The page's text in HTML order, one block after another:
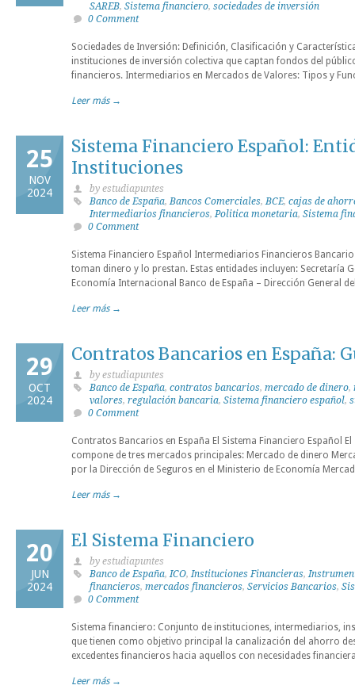
SAREB, Sistema financiero, sociedades de inversión
0 Comment
Sociedades de Inversión: Definición, Clasificación y
instituciones de inversión colectiva que captan fondos del
financieros. Intermediarios en Mercados de Valores: Tipos y
Leer más →
25
NOV
2024
Sistema Financiero Español:
Instituciones
by estudiapuntes
Banco de España,Bancos Comerciales,BCE, cajas de
Intermediarios financieros,Politica monetaria, Sistema
0 Comment
Sistema Financiero Español Intermediarios Financieros
toman dinero y lo prestan. Estas entidades incluyen: Secretaría
Economía Internacional Banco de España – Dirección General
Leer más →
29
OCT
2024
Contratos Bancarios en España:
by estudiapuntes
Banco de España, contratos bancarios, mercado de dinero,
valores, regulación bancaria, Sistema financiero español,
0 Comment
Contratos Bancarios en España El Sistema Financiero Español
compone de tres mercados principales: Mercado de dinero
por la Dirección de Seguros en el Ministerio de Economía
Leer más →
20
JUN
2024
El Sistema Financiero
by estudiapuntes
Banco de España,ICO,Instituciones Financieras,
financieros, mercados financieros, Servicios Bancarios,
0 Comment
Sistema financiero: Conjunto de instituciones, intermediarios,
que tienen como objetivo principal la canalización del ahorro
excedentes financieros hacia aquellos con necesidades
Leer más →